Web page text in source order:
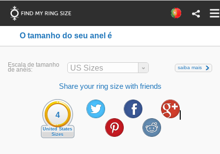
O tamanho do seu anel é
Escala de tamanho
de anéis: US Sizes saiba mais
Share your ring size with friends
4
United States
Sizes